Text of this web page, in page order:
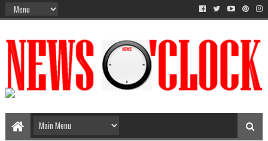
The Time Between AM-PM